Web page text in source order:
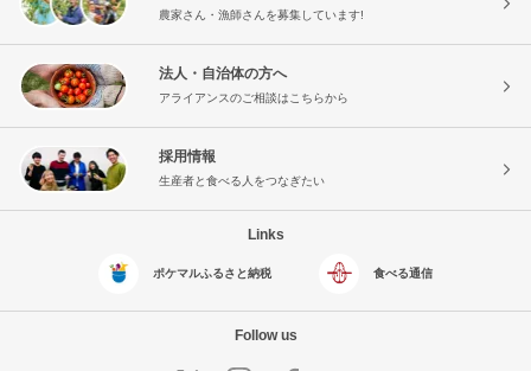
農家さん・漁師さんを募集しています!
法人・自治体の方へ
アライアンスのご相談はこちらから
採用情報
生産者と食べる人をつなぎたい
Links
ポケマルふるさと納税 食べる通信
Follow us